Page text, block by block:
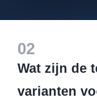
02
Wat zijn de
varianten